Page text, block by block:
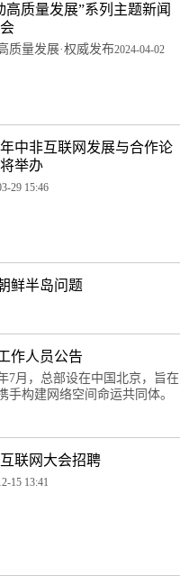
高质量发展”系列主题新闻
质量发展·权威发布2024-04-02
年中非互联网发展与合作论
举办
29 15:46
鲜半岛问题
作人员公告
7月，总部设在中国北京，旨在
构建网络空间命运共同体。
联网大会招聘
15 13:41